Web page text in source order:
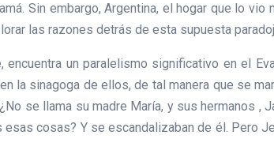
Sin embargo, Argentina, el hogar que lo
las razones detrás de esta supuesta
un paralelismo significativo en el
la sinagoga de ellos, de tal manera que se
se llama su madre María, y sus hermanos ,
cosas? Y se escandalizaban de él. Pero